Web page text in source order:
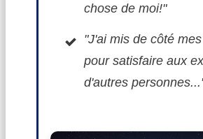
chose de moi!"
"J'ai mis de côté
pour satisfaire aux
d'autres